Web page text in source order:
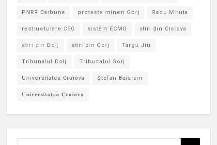
PNRR Carbune proteste mineri Gorj Radu Miruta
restructurare CEO sistem ECMO stiri din Craiova
stiri din Dolj stiri din Gorj Targu Jiu
Tribunalul Dolj Tribunalul Gorj
Universitatea Craiova Ștefan Baiaram
𝐔𝐧𝐢𝐯𝐞𝐫𝐬𝐢𝐭𝐚𝐭𝐞𝐚 𝐂𝐫𝐚𝐢𝐨𝐯𝐚